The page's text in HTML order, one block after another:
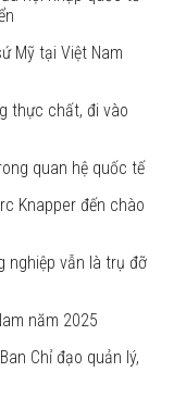
Mỹ tại Việt Nam
thực chất, đi vào
quan hệ quốc tế
Knapper đến chào
nghiệp vẫn là trụ đỡ
năm 2025
Chỉ đạo quản lý,